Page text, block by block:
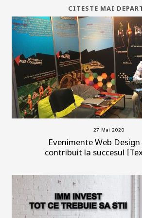
CITESTE MAI
27 Mai 2020
Evenimente Web
contribuit la succesul